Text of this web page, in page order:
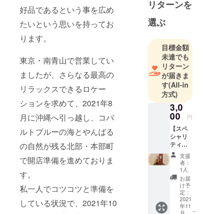
好品であるという事を広め
たいという思いを持ってお
ります。
東京・南青山で営業してい
ましたが、さらなる最高の
リラックスできるロケー
ションを求めて、2021年8
月に沖縄へ引っ越し、コバ
ルトブルーの海とやんばる
の自然が残る北部・本部町
で開店準備を進めておりま
す。
私一人でコツコツと準備を
している状況で、2021年10
でおりま
す。
バリスタ、
コーチ、社
会活動家、
アーティス
トなどが主
な職業で
す。
コーヒーや
嗜好品の追
求を続ける
事が好きで
自分の好き
な事への追
求が、社会
貢献や自分
自身の豊か
な人生を送
リターンを
選ぶ
目標金額
未達でも
リターン
が届きま
す(All-in
方式)
3,0
00 円
【スペ
シャリ
ティア
イス
コー
ヒー・
コー
ヒー豆
お届
け】
コース
支援
者：
1人
お届
け予
定：
2021
年11